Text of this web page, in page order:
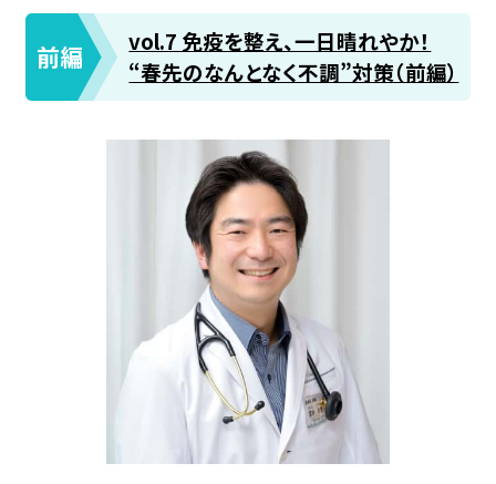
前編
vol.7 免疫を整え、一日晴れやか！
“春先のなんとなく不調”対策（前編）